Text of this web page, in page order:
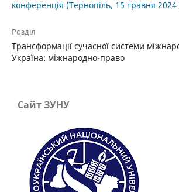
конференція (Тернопіль, 15 травня 2024
Розділ
Трансформації сучасної системи
Україна: міжнародно-право
Сайт ЗУНУ